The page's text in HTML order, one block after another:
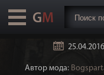
25.04.2016
Автор мода: